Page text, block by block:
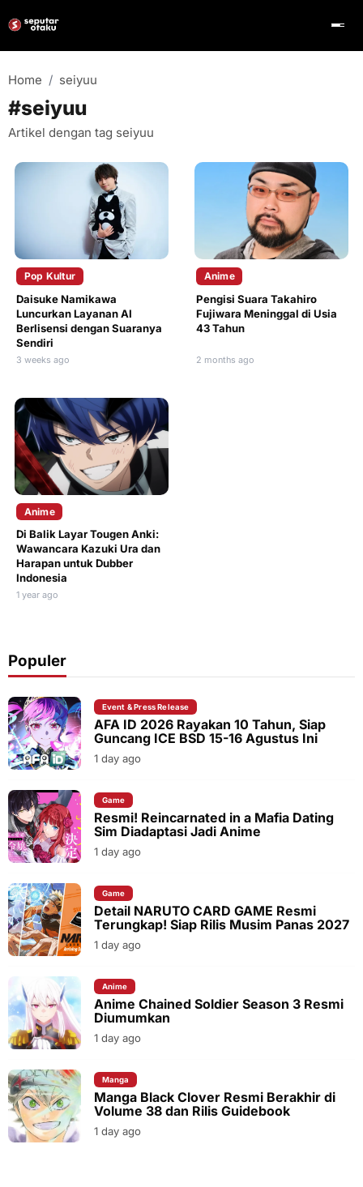
Home seiyuu
#seiyuu
Artikel dengan tag seiyuu
Pop Kultur
Daisuke Namikawa
Luncurkan Layanan AI
Berlisensi dengan Suaranya
Sendiri
3 weeks ago
Anime
Pengisi Suara Takahiro
Fujiwara Meninggal di Usia
43 Tahun
2 months ago
Anime
Di Balik Layar Tougen Anki:
Wawancara Kazuki Ura dan
Harapan untuk Dubber
Indonesia
1 year ago
Populer
Event & Press Release
AFA ID 2026 Rayakan 10 Tahun, Siap
Guncang ICE BSD 15-16 Agustus Ini
1 day ago
Game
Resmi! Reincarnated in a Mafia Dating
Sim Diadaptasi Jadi Anime
1 day ago
Game
Detail NARUTO CARD GAME Resmi
Terungkap! Siap Rilis Musim Panas 2027
1 day ago
Anime
Anime Chained Soldier Season 3 Resmi
Diumumkan
1 day ago
Manga
Manga Black Clover Resmi Berakhir di
Volume 38 dan Rilis Guidebook
1 day ago